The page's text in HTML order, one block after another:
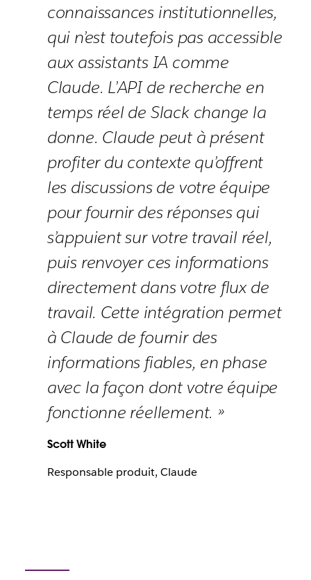
connaissances institutionnelles,
qui n’est toutefois pas accessible
aux assistants IA comme
Claude. L’API de recherche en
temps réel de Slack change la
donne. Claude peut à présent
profiter du contexte qu’offrent
les discussions de votre équipe
pour fournir des réponses qui
s’appuient sur votre travail réel,
puis renvoyer ces informations
directement dans votre flux de
travail. Cette intégration permet
à Claude de fournir des
informations fiables, en phase
avec la façon dont votre équipe
fonctionne réellement. »
Scott White
Responsable produit, Claude